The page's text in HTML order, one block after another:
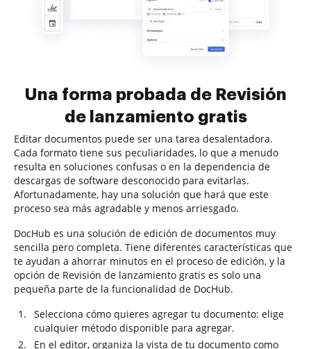
Una forma probada de Revisión
de lanzamiento gratis
Editar documentos puede ser una tarea desalentadora.
Cada formato tiene sus peculiaridades, lo que a menudo
resulta en soluciones confusas o en la dependencia de
descargas de software desconocido para evitarlas.
Afortunadamente, hay una solución que hará que este
proceso sea más agradable y menos arriesgado.
DocHub es una solución de edición de documentos muy
sencilla pero completa. Tiene diferentes características que
te ayudan a ahorrar minutos en el proceso de edición, y la
opción de Revisión de lanzamiento gratis es solo una
pequeña parte de la funcionalidad de DocHub.
Selecciona cómo quieres agregar tu documento: elige
cualquier método disponible para agregar.
En el editor, organiza la vista de tu documento como